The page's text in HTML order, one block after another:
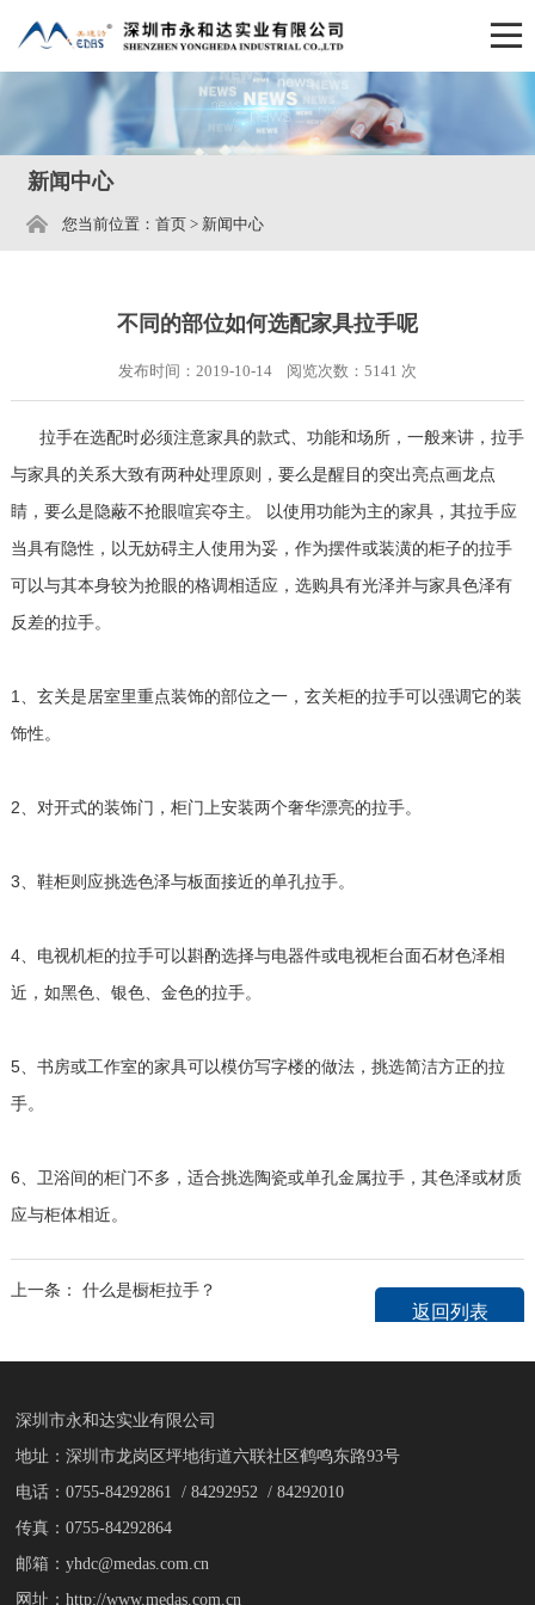
新闻中心
您当前位置： 首页> 新闻中心
不同的部位如何选配家具拉手呢
发布时间：2019-10-14 阅览次数： 5141 次
拉手在选配时必须注意家具的款式、功能和场所，一般来讲，拉手
与家具的关系大致有两种处理原则，要么是醒目的突出亮点画龙点
睛，要么是隐蔽不抢眼喧宾夺主。 以使用功能为主的家具，其拉手应
当具有隐性，以无妨碍主人使用为妥，作为摆件或装潢的柜子的拉手
可以与其本身较为抢眼的格调相适应，选购具有光泽并与家具色泽有
反差的拉手。
1、玄关是居室里重点装饰的部位之一，玄关柜的拉手可以强调它的装
饰性。
2、对开式的装饰门，柜门上安装两个奢华漂亮的拉手。
3、鞋柜则应挑选色泽与板面接近的单孔拉手。
4、电视机柜的拉手可以斟酌选择与电器件或电视柜台面石材色泽相
近，如黑色、银色、金色的拉手。
5、书房或工作室的家具可以模仿写字楼的做法，挑选简洁方正的拉
手。
6、卫浴间的柜门不多，适合挑选陶瓷或单孔金属拉手，其色泽或材质
应与柜体相近。
返回列表
上一条： 什么是橱柜拉手？
深圳市永和达实业有限公司
地址：深圳市龙岗区坪地街道六联社区鹤鸣东路93号
电话：0755-84292861 / 84292952 / 84292010
传真：0755-84292864
邮箱：yhdc@medas.com.cn
网址：http://www.medas.com.cn